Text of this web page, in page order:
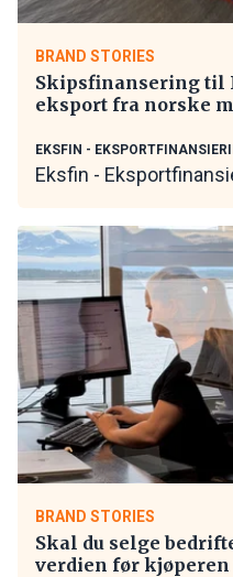
BRAND STORIES
Skipsfinansering til
eksport fra norske
EKSFIN -
Eksfin -
BRAND STORIES
Skal du selge
verdien før